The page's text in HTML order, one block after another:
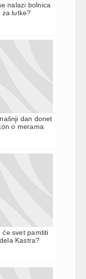
nalazi bolnica
za lutke?
dan donet
o merama
će svet pamtiti
Kastra?